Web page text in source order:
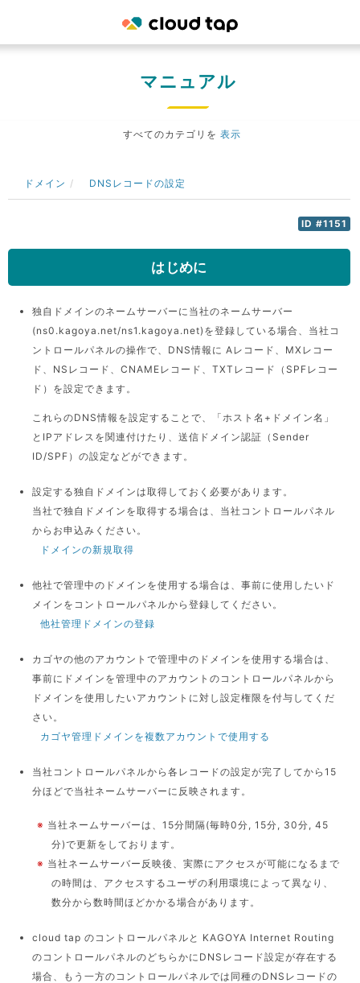
マニュアル
すべてのカテゴリを 表示
ドメイン DNSレコードの設定
ID #1151
はじめに
独自ドメインのネームサーバーに当社のネームサーバー
(ns0.kagoya.net/ns1.kagoya.net)を登録している場合、当社コ
ントロールパネルの操作で、DNS情報に Aレコード、MXレコー
ド、NSレコード、CNAMEレコード、TXTレコード（SPFレコー
ド）を設定できます。
これらのDNS情報を設定することで、「ホスト名+ドメイン名」
とIPアドレスを関連付けたり、送信ドメイン認証（Sender
ID/SPF）の設定などができます。
設定する独自ドメインは取得しておく必要があります。
当社で独自ドメインを取得する場合は、当社コントロールパネル
からお申込みください。
ドメインの新規取得
他社で管理中のドメインを使用する場合は、事前に使用したいド
メインをコントロールパネルから登録してください。
他社管理ドメインの登録
カゴヤの他のアカウントで管理中のドメインを使用する場合は、
事前にドメインを管理中のアカウントのコントロールパネルから
ドメインを使用したいアカウントに対し設定権限を付与してくだ
さい。
カゴヤ管理ドメインを複数アカウントで使用する
当社コントロールパネルから各レコードの設定が完了してから15
分ほどで当社ネームサーバーに反映されます。
※ 当社ネームサーバーは、15分間隔(毎時0分, 15分, 30分, 45
分)で更新をしております。
※ 当社ネームサーバー反映後、実際にアクセスが可能になるまで
の時間は、アクセスするユーザの利用環境によって異なり、
数分から数時間ほどかかる場合があります。
cloud tap のコントロールパネルと KAGOYA Internet Routing
のコントロールパネルのどちらかにDNSレコード設定が存在する
場合、もう一方のコントロールパネルでは同種のDNSレコードの